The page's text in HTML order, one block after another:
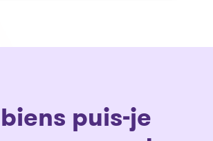
puis-je